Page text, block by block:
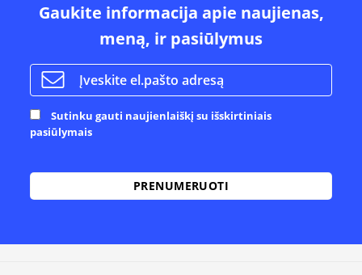
Gaukite informacija apie naujienas,
meną, ir pasiūlymus
Sutinku gauti naujienlaiškį su išskirtiniais
pasiūlymais